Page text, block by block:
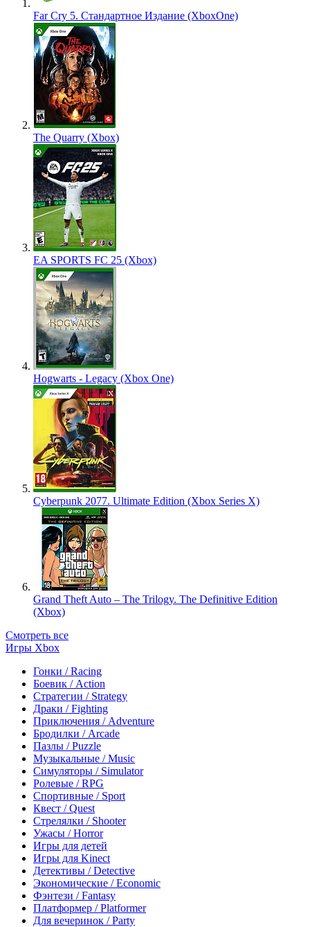
Far Cry 5. Стандартное Издание (XboxOne)
The Quarry (Xbox)
EA SPORTS FC 25 (Xbox)
Hogwarts - Legacy (Xbox One)
Cyberpunk 2077. Ultimate Edition (Xbox Series X)
Grand Theft Auto – The Trilogy. The Definitive Edition
(Xbox)
Смотреть все
Игры Xbox
Гонки / Racing
Боевик / Action
Стратегии / Strategy
Драки / Fighting
Приключения / Adventure
Бродилки / Arcade
Пазлы / Puzzle
Музыкальные / Music
Симуляторы / Simulator
Ролевые / RPG
Спортивные / Sport
Квест / Quest
Стрелялки / Shooter
Ужасы / Horror
Игры для детей
Игры для Kinect
Детективы / Detective
Экономические / Economic
Фэнтези / Fantasy
Платформер / Platformer
Для вечеринок / Party